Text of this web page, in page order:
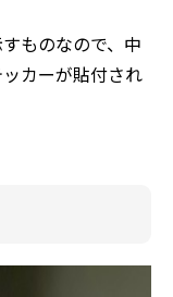
ものなので、中
カーが貼付され